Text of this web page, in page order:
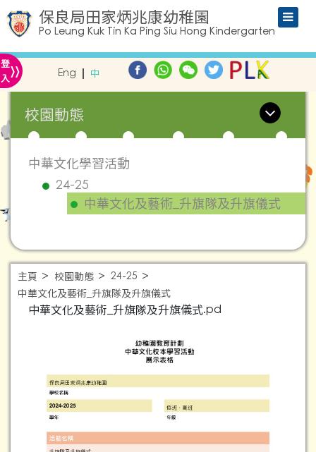
保良局田家炳兆康幼稚園
Po Leung Kuk Tin Ka Ping Siu Hong Kindergarten
登
入» Eng 中
校園動態
中華文化學習活動
24-25
中華文化及藝術_升旗隊及升旗儀式
主頁 校園動態
24-25
中華文化及藝術_升旗隊及升旗儀式
中華文化及藝術_升旗隊及升旗儀式.pd